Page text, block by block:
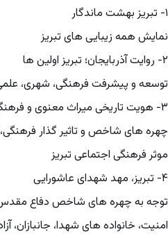
۱- تبریز بهشت ماندگار
نمایش همه زیبایی های تبریز
۲- روایت آذربایجان؛ تبریز اولین ها
توسعه و پیشرفت فرهنگی، شهری،
۳- هویت تاریخی میراث معنوی و فرهنگی تبریز
چهره های شاخص و تاثیر گذار
موثر فرهنگی اجتماعی تبریز
۴- تبریز، مهد شهدای عاشورایی
توجه به چهره های شاخص دفاع
امنیت، خانواده های شهدا، جانبازان،